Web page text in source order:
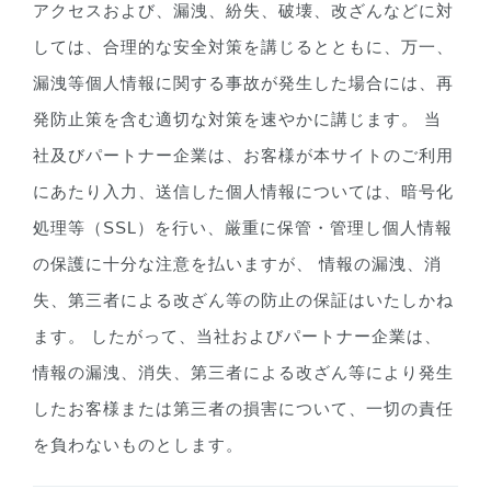
アクセスおよび、漏洩、紛失、破壊、改ざんなどに対
しては、合理的な安全対策を講じるとともに、万一、
漏洩等個人情報に関する事故が発生した場合には、再
発防止策を含む適切な対策を速やかに講じます。 当
社及びパートナー企業は、お客様が本サイトのご利用
にあたり入力、送信した個人情報については、暗号化
処理等（SSL）を行い、厳重に保管・管理し個人情報
の保護に十分な注意を払いますが、 情報の漏洩、消
失、第三者による改ざん等の防止の保証はいたしかね
ます。 したがって、当社およびパートナー企業は、
情報の漏洩、消失、第三者による改ざん等により発生
したお客様または第三者の損害について、一切の責任
を負わないものとします。